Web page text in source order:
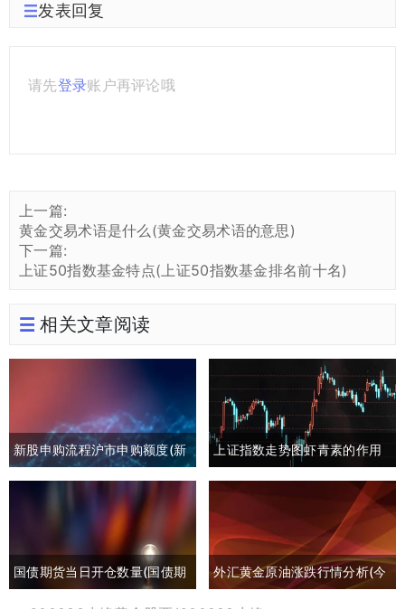
发表回复
请先登录账户再评论哦
上一篇:
黄金交易术语是什么(黄金交易术语的意思)
下一篇:
上证50指数基金特点(上证50指数基金排名前十名)
相关文章阅读
新股申购流程沪市申购额度(新
股申购流程沪市申购额度怎么
上证指数走势图虾青素的作用
(上证指数黄白线分析)
国债期货当日开仓数量(国债期 外汇黄金原油涨跌行情分析(今